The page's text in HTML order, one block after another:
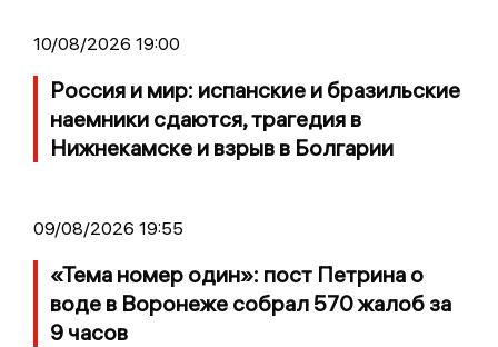
10/08/2026 19:00
Россия и мир: испанские и бразильские
наемники сдаются, трагедия в
Нижнекамске и взрыв в Болгарии
09/08/2026 19:55
«Тема номер один»: пост Петрина о
воде в Воронеже собрал 570 жалоб за
9 часов